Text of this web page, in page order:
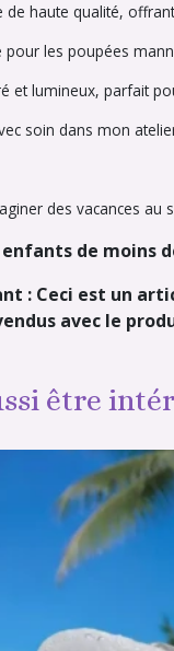
de haute qualité,
pour les poupées
et lumineux, parfait
soin dans mon
des vacances
de moins
: Ceci est un
avec le
être